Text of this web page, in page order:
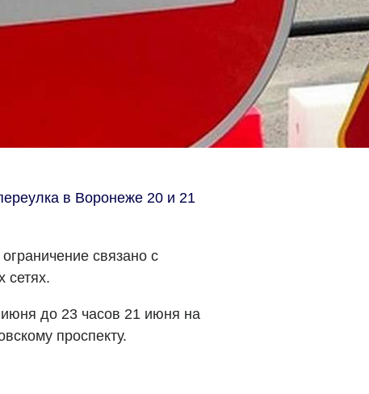
в Воронеже 20 и 21
связано с
сетях.
до 23 часов 21 июня на
проспекту.